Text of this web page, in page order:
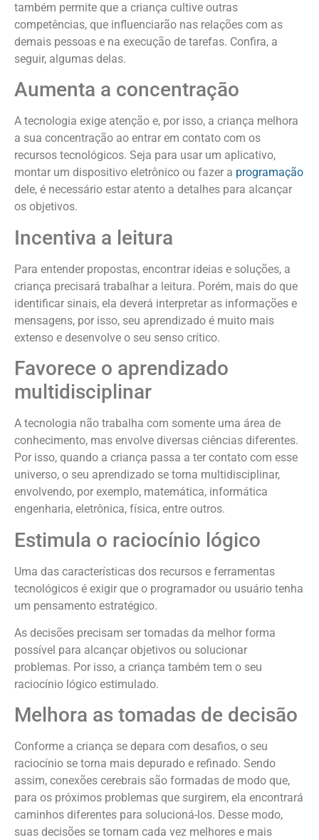
também permite que a criança cultive outras
competências, que influenciarão nas relações com as
demais pessoas e na execução de tarefas. Confira, a
seguir, algumas delas.
Aumenta a concentração
A tecnologia exige atenção e, por isso, a criança melhora
a sua concentração ao entrar em contato com os
recursos tecnológicos. Seja para usar um aplicativo,
montar um dispositivo eletrônico ou fazer a programação
dele, é necessário estar atento a detalhes para alcançar
os objetivos.
Incentiva a leitura
Para entender propostas, encontrar ideias e soluções, a
criança precisará trabalhar a leitura. Porém, mais do que
identificar sinais, ela deverá interpretar as informações e
mensagens, por isso, seu aprendizado é muito mais
extenso e desenvolve o seu senso crítico.
Favorece o aprendizado
multidisciplinar
A tecnologia não trabalha com somente uma área de
conhecimento, mas envolve diversas ciências diferentes.
Por isso, quando a criança passa a ter contato com esse
universo, o seu aprendizado se torna multidisciplinar,
envolvendo, por exemplo, matemática, informática
engenharia, eletrônica, física, entre outros.
Estimula o raciocínio lógico
Uma das características dos recursos e ferramentas
tecnológicos é exigir que o programador ou usuário tenha
um pensamento estratégico.
As decisões precisam ser tomadas da melhor forma
possível para alcançar objetivos ou solucionar
problemas. Por isso, a criança também tem o seu
raciocínio lógico estimulado.
Melhora as tomadas de decisão
Conforme a criança se depara com desafios, o seu
raciocínio se torna mais depurado e refinado. Sendo
assim, conexões cerebrais são formadas de modo que,
para os próximos problemas que surgirem, ela encontrará
caminhos diferentes para solucioná-los. Desse modo,
suas decisões se tornam cada vez melhores e mais